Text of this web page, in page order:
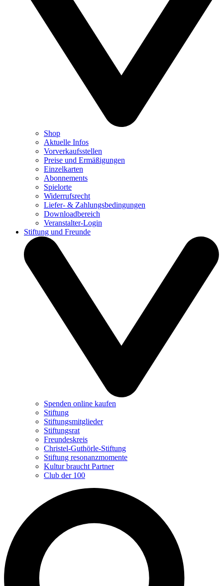
Shop
Aktuelle Infos
Vorverkaufsstellen
Preise und Ermäßigungen
Einzelkarten
Abonnements
Spielorte
Widerrufsrecht
Liefer- & Zahlungsbedingungen
Downloadbereich
Veranstalter-Login
Stiftung und Freunde
Spenden online kaufen
Stiftung
Stiftungsmitglieder
Stiftungsrat
Freundeskreis
Christel-Guthörle-Stiftung
Stiftung resonanzmomente
Kultur braucht Partner
Club der 100